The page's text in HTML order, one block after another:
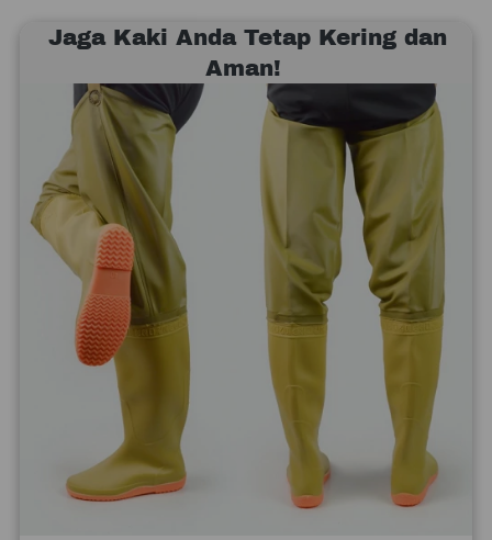
Aman!